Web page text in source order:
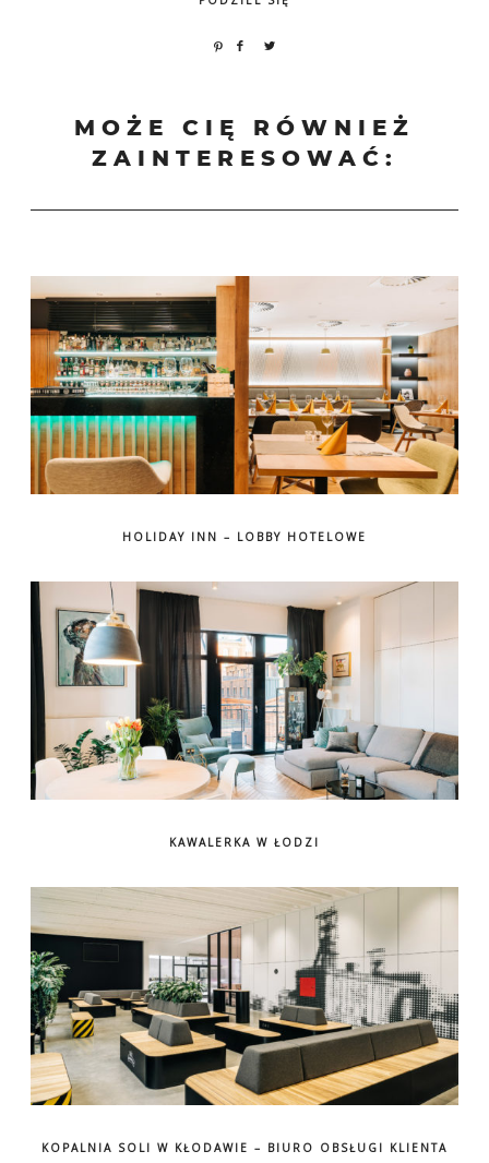
MOŻE CIĘ RÓWNIEŻ
ZAINTERESOWAĆ:
HOLIDAY INN – LOBBY HOTELOWE
KAWALERKA W ŁODZI
KOPALNIA SOLI W KŁODAWIE – BIURO OBSŁUGI KLIENTA